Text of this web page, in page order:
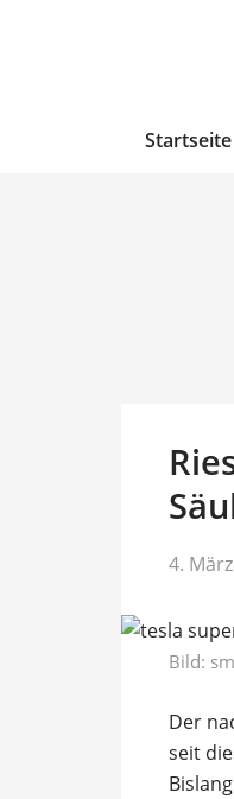
Startseite
4.
Bild:
Der
seit